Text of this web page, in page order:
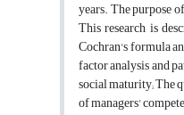
years. The purpose
This research is
Cochran's formula
factor analysis and
social maturity; The
of managers'